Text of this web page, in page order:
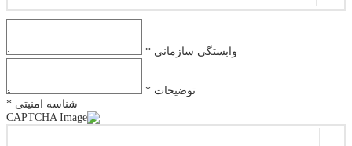
وابستگی سازمانی *
توضیحات *
شناسه امنیتی *